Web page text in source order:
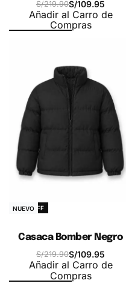
S/219.90S/109.95
Añadir al Carro de
Compras
-50% OFF
NUEVO
Casaca Bomber Negro
S/219.90S/109.95
Añadir al Carro de
Compras